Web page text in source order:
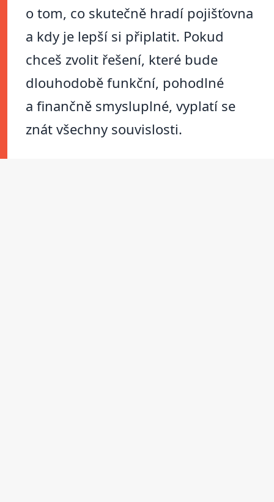
o tom, co skutečně hradí pojišťovna
a kdy je lepší si připlatit. Pokud
chceš zvolit řešení, které bude
dlouhodobě funkční, pohodlné
a finančně smysluplné, vyplatí se
znát všechny souvislosti.